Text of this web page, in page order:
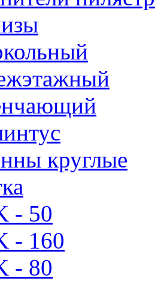
круглые
- 50
- 160
- 80